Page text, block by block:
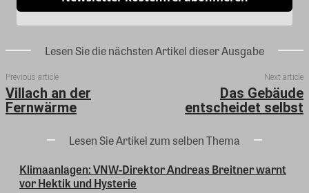
Lesen Sie die nächsten Artikel dieser Ausgabe
Previous article
Villach an der
Fernwärme
Next article
Das Gebäude
entscheidet selbst
Lesen Sie Artikel zum selben Thema
Klimaanlagen: VNW-Direktor Andreas Breitner warnt
vor Hektik und Hysterie